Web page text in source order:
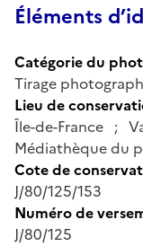
Éléments
Catégorie du
Tirage
Lieu de
Île-de-France ;
Médiathèque du
Cote de
J/80/125/153
Numéro de
J/80/125